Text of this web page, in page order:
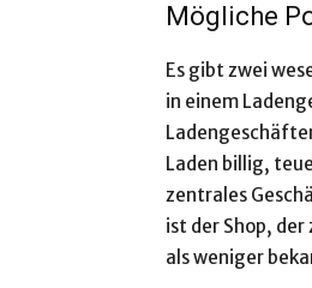
Mögliche
Es gibt zwei
in einem
Laden billig,
zentrales
ist der Shop,
als weniger